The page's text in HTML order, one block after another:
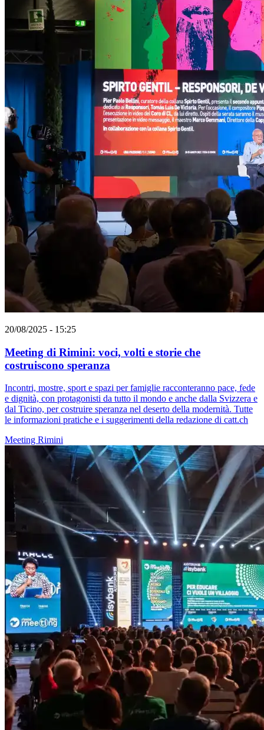
20/08/2025 - 15:25
Meeting di Rimini: voci, volti e storie che
costruiscono speranza
Incontri, mostre, sport e spazi per famiglie racconteranno pace, fede
e dignità, con protagonisti da tutto il mondo e anche dalla Svizzera e
dal Ticino, per costruire speranza nel deserto della modernità. Tutte
le informazioni pratiche e i suggerimenti della redazione di catt.ch
Meeting Rimini